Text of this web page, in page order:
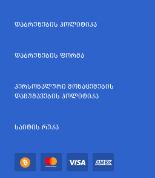
ᲓᲐᲑᲠᲣᲜᲔᲑᲘᲡ ᲞᲝᲚᲘᲢᲘᲙᲐ
ᲓᲐᲑᲠᲣᲜᲔᲑᲘᲡ ᲤᲝᲠᲛᲐ
ᲞᲔᲠᲡᲝᲜᲐᲚᲣᲠᲘ ᲛᲝᲜᲐᲪᲔᲛᲔᲑᲘᲡ
ᲓᲐᲛᲣᲨᲐᲕᲔᲑᲘᲡ ᲞᲝᲚᲘᲢᲘᲙᲐ
ᲡᲐᲘᲢᲘᲡ ᲠᲣᲙᲐ